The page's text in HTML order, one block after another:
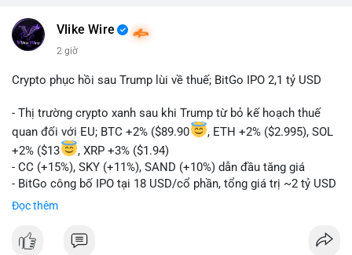
Vlike Wire
2 giờ
Crypto phục hồi sau Trump lùi về thuế; BitGo IPO 2,1 tỷ USD
- Thị trường crypto xanh sau khi Trump từ bỏ kế hoạch thuế
quan đối với EU; BTC +2% ($89.90
, ETH +2% ($2.995), SOL
+2% ($13
, XRP +3% ($1.94)
- CC (+15%), SKY (+11%), SAND (+10%) dẫn đầu tăng giá
- BitGo công bố IPO tại 18 USD/cổ phần, tổng giá trị ~2 tỷ USD
- Vitalik Buterin đề xuất DVT staking bản địa để tăng cường
bảo mật và phi tập trung Ethereum
- Hong Kong phát hành giấy phép stablecoin mới với yêu cầu
tuân thủ nghiêm ngặt
Đọc thêm